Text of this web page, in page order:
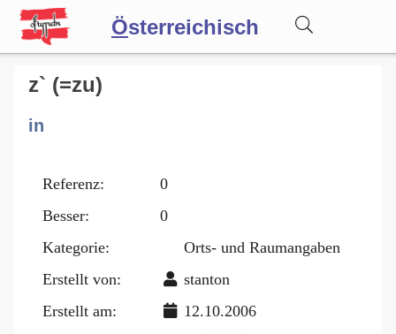
Österreichisch
Wörterbuch
Blog
z` (=zu)
in
Referenz:
0
Besser:
0
Kategorie:
Orts- und Raumangaben
Erstellt von:
stanton
Erstellt am:
12.10.2006